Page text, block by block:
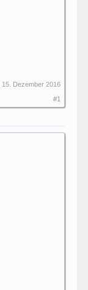
15. Dezember 2016
#1